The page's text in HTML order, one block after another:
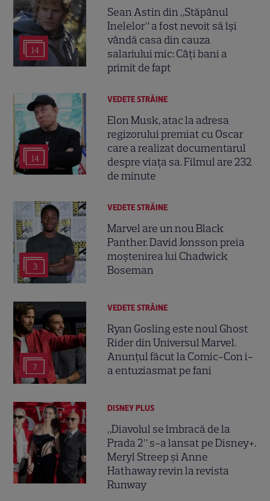
14
Sean Astin din „Stăpânul
Inelelor” a fost nevoit să își
vândă casa din cauza
salariului mic: Câți bani a
primit de fapt
14
VEDETE STRĂINE
Elon Musk, atac la adresa
regizorului premiat cu Oscar
care a realizat documentarul
despre viața sa. Filmul are 232
de minute
3
VEDETE STRĂINE
Marvel are un nou Black
Panther. David Jonsson preia
moștenirea lui Chadwick
Boseman
7
VEDETE STRĂINE
Ryan Gosling este noul Ghost
Rider din Universul Marvel.
Anunțul făcut la Comic-Con i-
a entuziasmat pe fani
DISNEY PLUS
„Diavolul se îmbracă de la
Prada 2” s-a lansat pe Disney+.
Meryl Streep și Anne
Hathaway revin la revista
Runway